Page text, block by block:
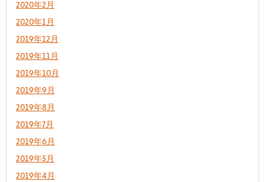
2020年2月
2020年1月
2019年12月
2019年11月
2019年10月
2019年9月
2019年8月
2019年7月
2019年6月
2019年5月
2019年4月